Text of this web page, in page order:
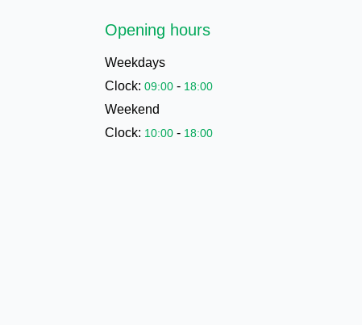
Opening hours
Weekdays
Clock:09:00- 18:00
Weekend
Clock: 10:00- 18:00